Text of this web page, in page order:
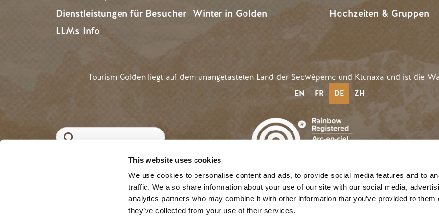
This website uses cookies
We use cookies to personalise content and ads, to provide social media features and to
traffic. We also share information about your use of our site with our social media,
analytics partners who may combine it with other information that you’ve provided to them
they’ve collected from your use of their services.
Dienstleistungen für Besucher
LLMs Info
Winter in Golden
Hochzeiten & Gruppen
Tourism Golden liegt auf dem unangetasteten Land der Secwépemc und Ktunaxa und ist die
EN FR DE ZH
Suche
#GoldeneRegelnMENÜ
Einloggen